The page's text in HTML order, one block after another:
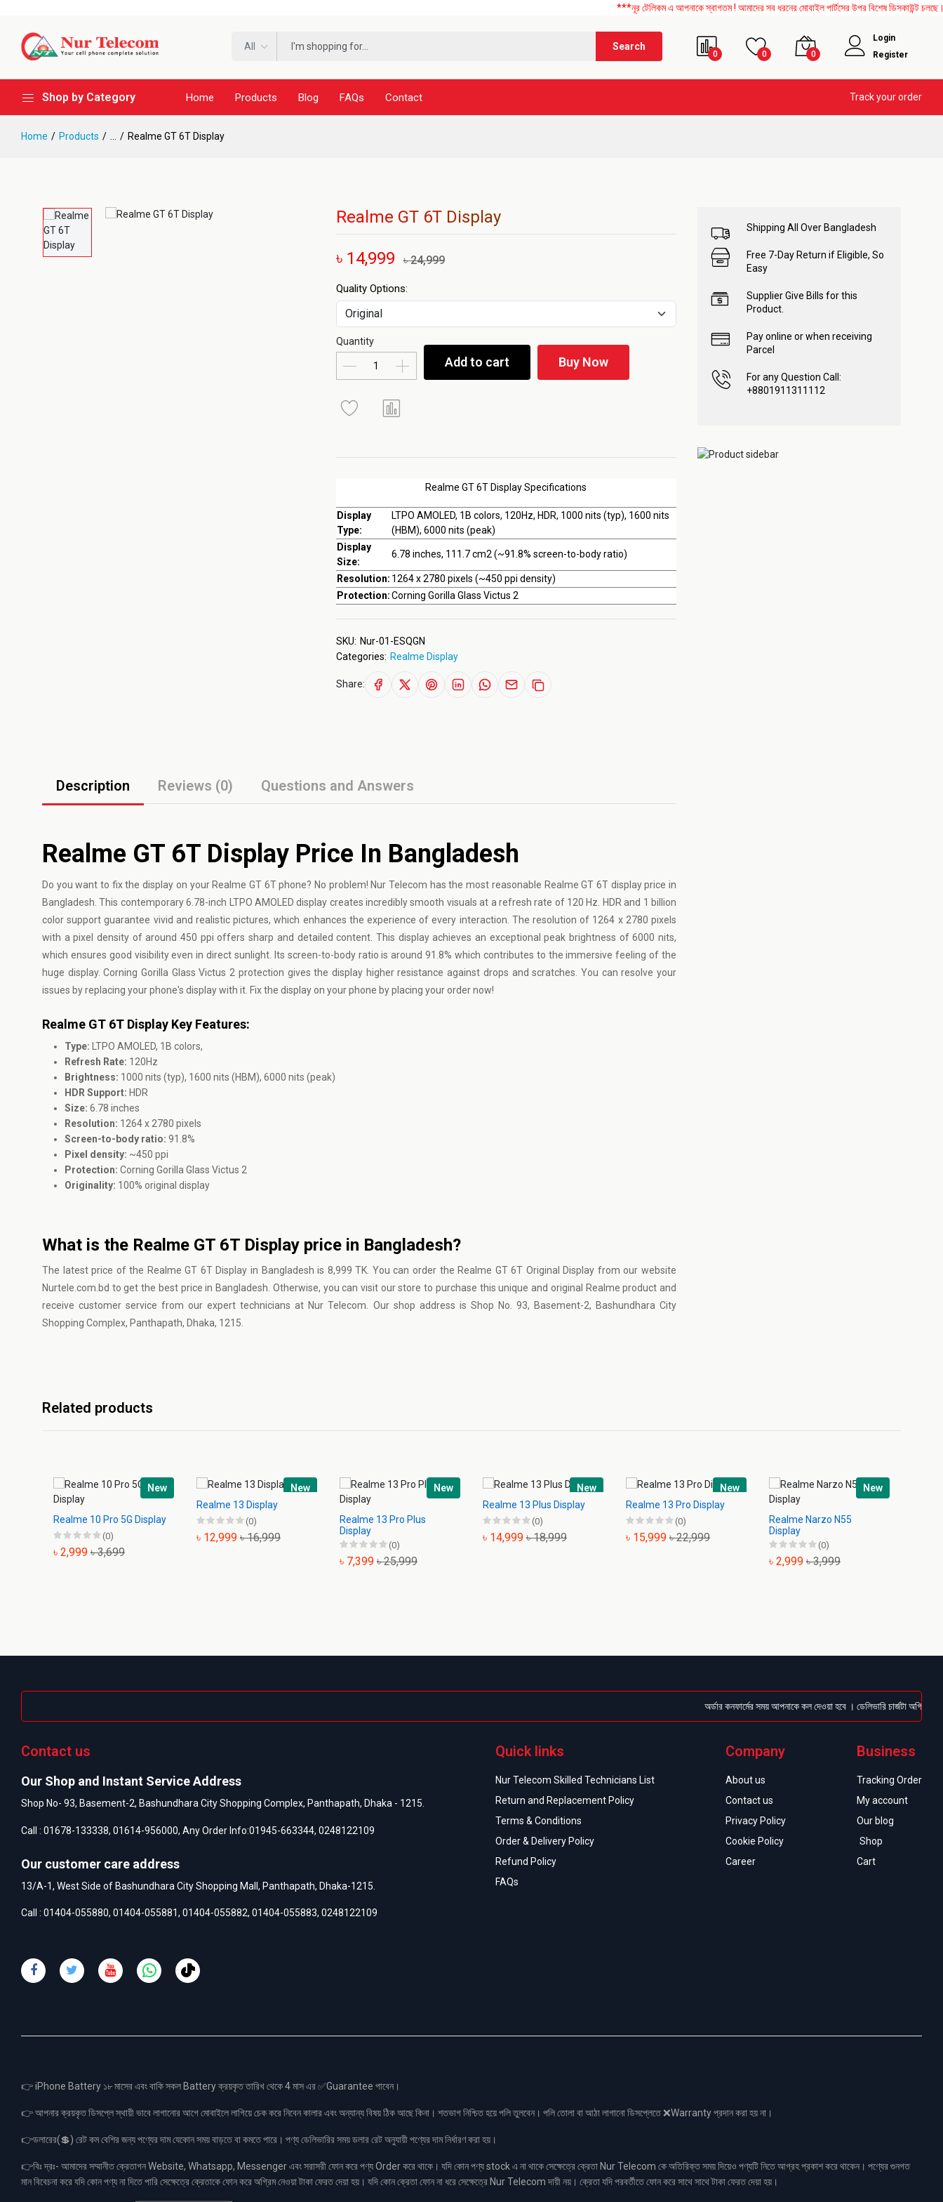
***নূর টেলিকম এ আপনাকে স্বাগতম ! আমাদের সব ধরনের মোবাইল পার্টসের উপর বিশেষ ডিসকাউন্ট চলছে।
All Search
0 0 0
Login
Register
Shop by Category Home Products Blog FAQs Contact Track your order
Home Products Realme GT 6T Display
Realme GT 6T Display
৳ 14,999 ৳ 24,999
Realme GT 6T Display Specifications
Display
Type:
LTPO AMOLED, 1B colors, 120Hz, HDR, 1000 nits (typ), 1600 nits
(HBM), 6000 nits (peak)
Display
Size:
6.78 inches, 111.7 cm2 (~91.8% screen-to-body ratio)
Resolution: 1264 x 2780 pixels (~450 ppi density)
Protection:Corning Gorilla Glass Victus 2
Quality Options:
Quantity
Add to cart Buy Now
SKU: Nur-01-ESQGN
Categories: Realme Display
Share:
Description Reviews (0) Questions and Answers
Realme GT 6T Display Price In Bangladesh
Do you want to fix the display on your Realme GT 6T phone? No problem! Nur Telecom has the most reasonable Realme GT 6T display price in
Bangladesh. This contemporary 6.78-inch LTPO AMOLED display creates incredibly smooth visuals at a refresh rate of 120 Hz. HDR and 1 billion
color support guarantee vivid and realistic pictures, which enhances the experience of every interaction. The resolution of 1264 x 2780 pixels
with a pixel density of around 450 ppi offers sharp and detailed content. This display achieves an exceptional peak brightness of 6000 nits,
which ensures good visibility even in direct sunlight. Its screen-to-body ratio is around 91.8% which contributes to the immersive feeling of the
huge display. Corning Gorilla Glass Victus 2 protection gives the display higher resistance against drops and scratches. You can resolve your
issues by replacing your phone's display with it. Fix the display on your phone by placing your order now!
Realme GT 6T Display Key Features:
Type: LTPO AMOLED, 1B colors,
Refresh Rate: 120Hz
Brightness: 1000 nits (typ), 1600 nits (HBM), 6000 nits (peak)
HDR Support: HDR
Size: 6.78 inches
Resolution: 1264 x 2780 pixels
Screen-to-body ratio: 91.8%
Pixel density: ~450 ppi
Protection: Corning Gorilla Glass Victus 2
Originality: 100% original display
What is the Realme GT 6T Display price in Bangladesh?
The latest price of the Realme GT 6T Display in Bangladesh is 8,999 TK. You can order the Realme GT 6T Original Display from our website
Nurtele.com.bd to get the best price in Bangladesh. Otherwise, you can visit our store to purchase this unique and original Realme product and
receive customer service from our expert technicians at Nur Telecom. Our shop address is Shop No. 93, Basement-2, Bashundhara City
Shopping Complex, Panthapath, Dhaka, 1215.
Shipping All Over Bangladesh
Free 7-Day Return if Eligible, So
Easy
Supplier Give Bills for this
Product.
Pay online or when receiving
Parcel
For any Question Call:
+8801911311112
Related products
New
Realme 10 Pro 5G Display
(0)
৳ 2,999 ৳ 3,699
New
Realme 13 Display
(0)
৳ 12,999 ৳ 16,999
New
Realme 13 Pro Plus
Display
(0)
৳ 7,399 ৳ 25,999
New
Realme 13 Plus Display
(0)
৳ 14,999 ৳ 18,999
New
Realme 13 Pro Display
(0)
৳ 15,999 ৳ 22,999
New
Realme Narzo N55
Display
(0)
৳ 2,999 ৳ 3,999
অর্ডার কনফার্মের সময় আপনাকে কল দেওয়া হবে । ডেলিভারি চার্জটা অগ্রিম
Contact us
Our Shop and Instant Service Address
Shop No- 93, Basement-2, Bashundhara City Shopping Complex, Panthapath, Dhaka - 1215.
Call : 01678-133338, 01614-956000, Any Order Info:01945-663344, 0248122109
Our customer care address
13/A-1, West Side of Bashundhara City Shopping Mall, Panthapath, Dhaka-1215.
Call : 01404-055880, 01404-055881, 01404-055882, 01404-055883, 0248122109
Quick links
Nur Telecom Skilled Technicians List
Return and Replacement Policy
Terms & Conditions
Order & Delivery Policy
Refund Policy
FAQs
Company
About us
Contact us
Privacy Policy
Cookie Policy
Career
Business
Tracking Order
My account
Our blog
Shop
Cart
👉 iPhone Battery ১৮ মাসের এবং বাকি সকল Battery ক্রয়কৃত তারিখ থেকে 4 মাস এর ✅Guarantee পাবেন।
👉 আপনার ক্রয়কৃত ডিসপ্লে স্থায়ী ভাবে লাগানোর আগে মোবাইলে লাগিয়ে চেক করে নিবেন কালার এবং অন্যান্য বিষয় ঠিক আছে কিনা। শতভাগ নিশ্চিত হয়ে পলি তুলবেন। পলি তোলা বা আঠা লাগানো ডিসপ্লেতে ❌Warranty প্রদান করা হয় না।
👉ডলারের(💲) রেট কম বেশির জন্য পণ্যের দাম যেকোন সময় বাড়তে বা কমতে পারে। পণ্য ডেলিভারির সময় ডলার রেট অনুযায়ী পণ্যের দাম নির্ধারণ করা হয়।
👉বিঃ দ্রঃ- আমাদের সম্মানীত ক্রেতাগন Website, Whatsapp, Messenger এবং সরাসরী ফোন করে পণ্য Order করে থাকে। যদি কোন পণ্য stock এ না থাকে সেক্ষেত্রে ক্রেতা Nur Telecom কে অতিরিক্ত সময় দিয়েও পণ্যটি নিতে আগ্রহ প্রকাশ করে থাকেন। পণ্যের গুনগত
মান বিবেচনা করে যদি কোন পণ্য না দিতে পারি সেক্ষেত্রে ক্রেতাকে ফোন করে অগ্রিম নেওয়া টাকা ফেরত দেয়া হয়। যদি কোন ক্রেতা ফোন না ধরে সেক্ষেত্রে Nur Telecom দায়ী নয়। ক্রেতা যদি পরবর্তীতে ফোন করে সাথে সাথে টাকা ফেরত দেয়া হয়।